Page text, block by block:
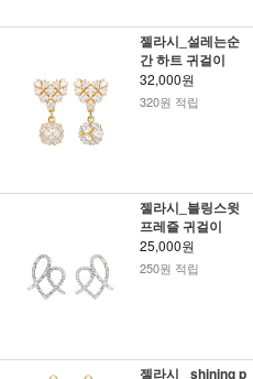
젤라시_설레는순
간 하트 귀걸이
32,000원
320원 적립
젤라시_블링스윗
프레즐 귀걸이
25,000원
250원 적립
젤라시_ shining p